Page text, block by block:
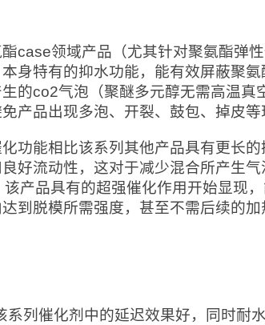
case领域产品（尤其针对聚氨酯弹
身特有的抑水功能，能有效屏蔽聚
的co2气泡（聚醚多元醇无需高温
产品出现多泡、开裂、鼓包、掉皮等
功能相比该系列其他产品具有更长
好流动性，这对于减少混合所产生
产品具有的超强催化作用开始显现
达到脱模所需强度，甚至不需后续的
系列催化剂中的延迟效果好，同时耐